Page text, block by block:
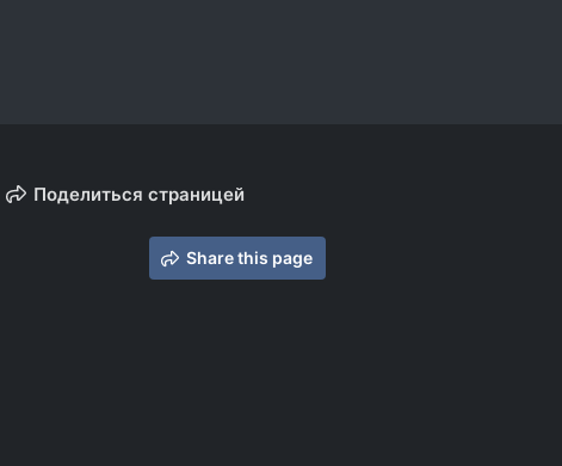
Поделиться страницей
Share this page